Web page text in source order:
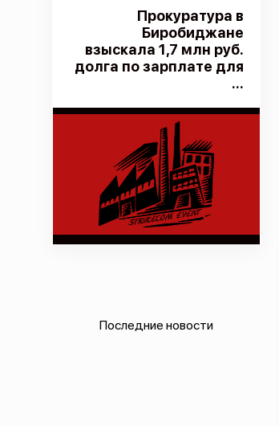
Прокуратура в
Биробиджане
взыскала 1,7 млн руб.
долга по зарплате для
...
Последние новости